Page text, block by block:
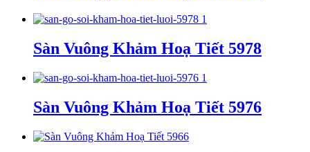
Sàn Vuông Khảm Hoạ Tiết 5978
Sàn Vuông Khảm Hoạ Tiết 5976